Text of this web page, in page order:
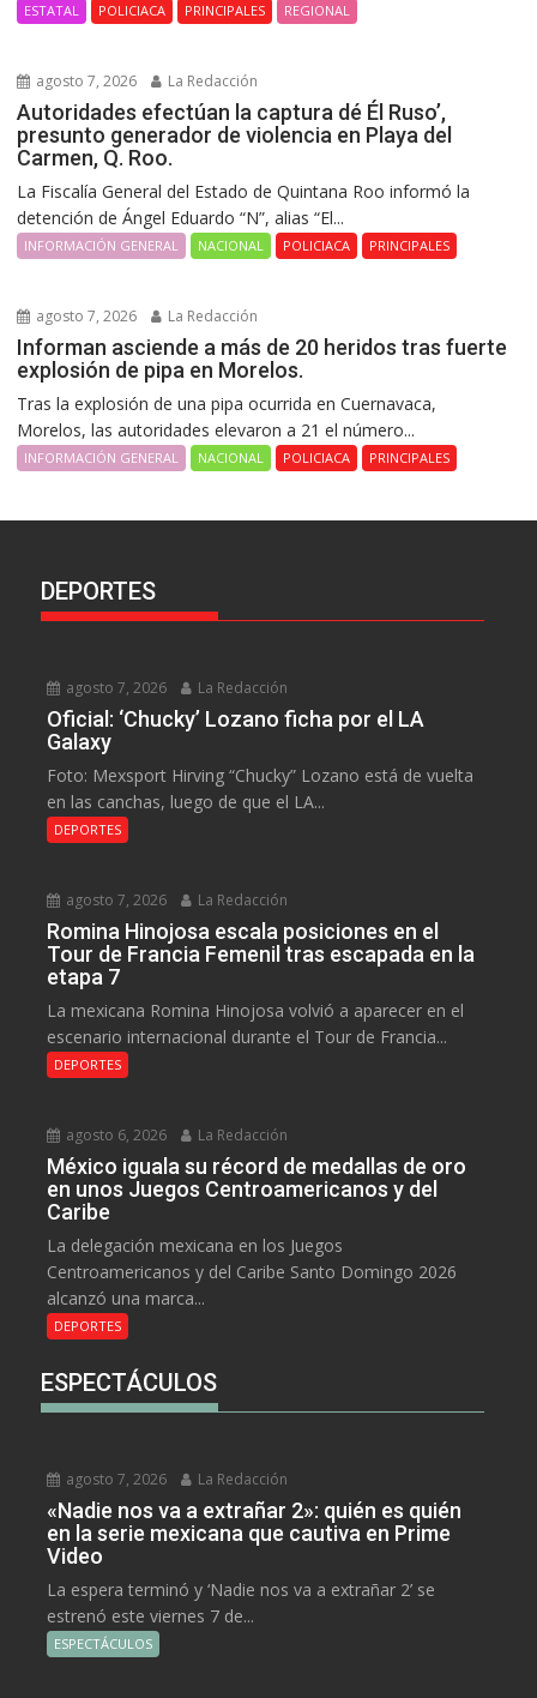
ESTATAL POLICIACA PRINCIPALES REGIONAL
agosto 7, 2026 La Redacción
Autoridades efectúan la captura dé Él Ruso’,
presunto generador de violencia en Playa del
Carmen, Q. Roo.
La Fiscalía General del Estado de Quintana Roo informó la
detención de Ángel Eduardo “N”, alias “El...
INFORMACIÓN GENERAL NACIONAL POLICIACA PRINCIPALES
agosto 7, 2026 La Redacción
Informan asciende a más de 20 heridos tras fuerte
explosión de pipa en Morelos.
Tras la explosión de una pipa ocurrida en Cuernavaca,
Morelos, las autoridades elevaron a 21 el número...
INFORMACIÓN GENERAL NACIONAL POLICIACA PRINCIPALES
DEPORTES
agosto 7, 2026 La Redacción
Oficial: ‘Chucky’ Lozano ficha por el LA
Galaxy
Foto: Mexsport Hirving “Chucky” Lozano está de vuelta
en las canchas, luego de que el LA...
DEPORTES
agosto 7, 2026 La Redacción
Romina Hinojosa escala posiciones en el
Tour de Francia Femenil tras escapada en la
etapa 7
La mexicana Romina Hinojosa volvió a aparecer en el
escenario internacional durante el Tour de Francia...
DEPORTES
agosto 6, 2026 La Redacción
México iguala su récord de medallas de oro
en unos Juegos Centroamericanos y del
Caribe
La delegación mexicana en los Juegos
Centroamericanos y del Caribe Santo Domingo 2026
alcanzó una marca...
DEPORTES
ESPECTÁCULOS
agosto 7, 2026 La Redacción
«Nadie nos va a extrañar 2»: quién es quién
en la serie mexicana que cautiva en Prime
Video
La espera terminó y ‘Nadie nos va a extrañar 2’ se
estrenó este viernes 7 de...
ESPECTÁCULOS